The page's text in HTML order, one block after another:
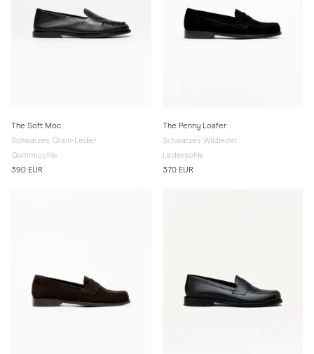
The Soft Moc
Schwarzes Grain-Leder
Gummisohle
390 EUR
The Penny Loafer
Schwarzes Wildleder
Ledersohle
370 EUR